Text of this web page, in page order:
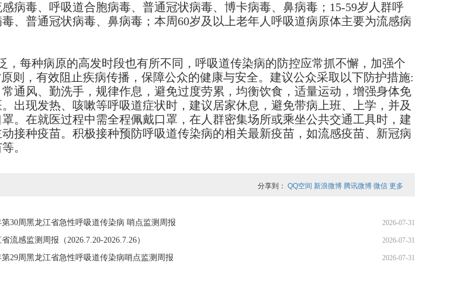
病毒、呼吸道合胞病毒、普通冠状病毒、博卡病毒、鼻病毒；15-59岁人群呼
、普通冠状病毒、鼻病毒；本周60岁及以上老年人呼吸道病原体主要为流感病
，每种病原的高发时段也有所不同，呼吸道传染病的防控应常抓不懈，加强个
则，有效阻止疾病传播，保障公众的健康与安全。建议公众采取以下防护措施:
通风、勤洗手，规律作息，避免过度劳累，均衡饮食，适量运动，增强身体免
出现发热、咳嗽等呼吸道症状时，建议居家休息，避免带病上班、上学，并及
。在就医过程中需全程佩戴口罩，在人群密集场所或乘坐公共交通工具时，建
接种疫苗。积极接种预防呼吸道传染病的相关最新疫苗，如流感疫苗、新冠病
。
分享到： QQ空间 新浪微博 腾讯微博 微信 更多
第30周黑龙江省急性呼吸道传染病 哨点监测周报 2026-07-31
流感监测周报（2026.7.20-2026.7.26） 2026-07-31
第29周黑龙江省急性呼吸道传染病哨点监测周报 2026-07-31